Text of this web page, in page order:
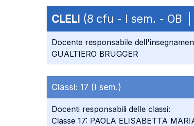
CLELI (8 cfu - I sem. - OB
Docente responsabile
GUALTIERO BRUGGER
Classi: 17 (I sem.)
Docenti responsabili delle classi:
Classe 17: PAOLA ELISABETTA